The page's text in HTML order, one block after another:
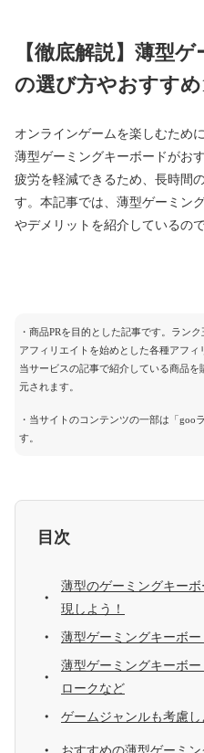
【徹底解説】薄型
の選び方やおすすめ
オンラインゲームを楽しむため
薄型ゲーミングキーボードがお
疲労を軽減できるため、長時間
す。本記事では、薄型ゲーミン
やデメリットを紹介しているの
・商品PRを目的とした記事です。ラン
アフィリエイトを始めとした各種アフィ
当サービスの記事で紹介している商品
元されます。
・当サイトのコンテンツの一部は「goo
す。
目次
薄型のゲーミングキー
現しよう！
薄型ゲーミングキーボ
薄型ゲーミングキーボ
ロークなど
ゲームジャンルも考慮し